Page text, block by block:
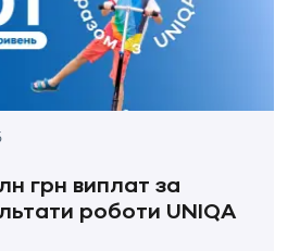
грн виплат за
роботи UNIQA